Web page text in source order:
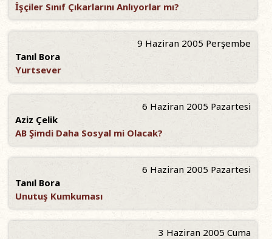
İşçiler Sınıf Çıkarlarını Anlıyorlar mı?
9 Haziran 2005 Perşembe
Tanıl Bora
Yurtsever
6 Haziran 2005 Pazartesi
Aziz Çelik
AB Şimdi Daha Sosyal mi Olacak?
6 Haziran 2005 Pazartesi
Tanıl Bora
Unutuş Kumkuması
3 Haziran 2005 Cuma